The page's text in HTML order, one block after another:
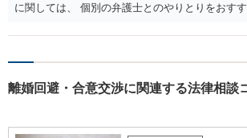
に関しては、 個別の弁護士とのやりとりをおす
離婚回避・合意交渉に関連する法律相談